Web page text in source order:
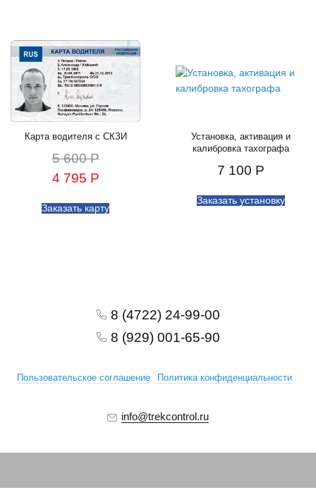
Карта водителя с СКЗИ
5 600 Р
4 795 Р
Заказать карту
Установка, активация и
калибровка тахографа
7 100 Р
Заказать установку
8 (4722) 24-99-00
8 (929) 001-65-90
Пользовательское соглашение Политика конфиденциальности
info@trekcontrol.ru